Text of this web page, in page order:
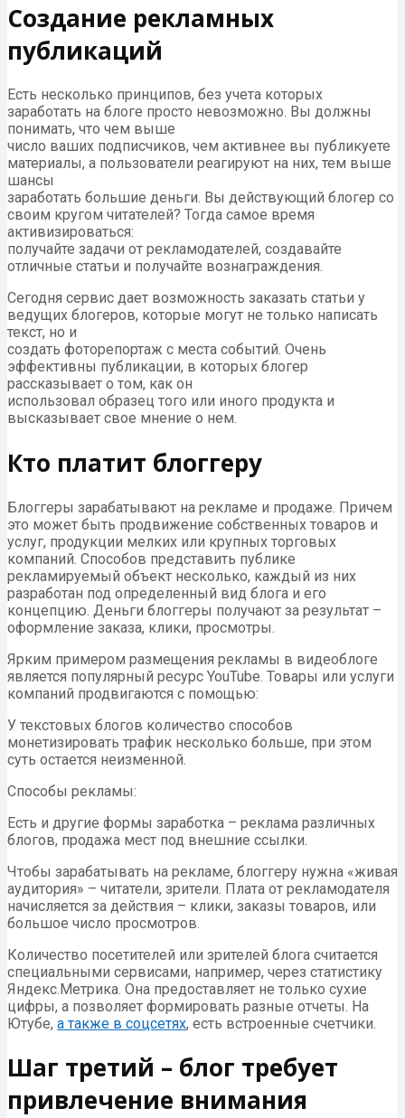
Создание рекламных
публикаций
Есть несколько принципов, без учета которых
заработать на блоге просто невозможно. Вы должны
понимать, что чем выше
число ваших подписчиков, чем активнее вы публикуете
материалы, а пользователи реагируют на них, тем выше
шансы
заработать большие деньги. Вы действующий блогер со
своим кругом читателей? Тогда самое время
активизироваться:
получайте задачи от рекламодателей, создавайте
отличные статьи и получайте вознаграждения.
Сегодня сервис дает возможность заказать статьи у
ведущих блогеров, которые могут не только написать
текст, но и
создать фоторепортаж с места событий. Очень
эффективны публикации, в которых блогер
рассказывает о том, как он
использовал образец того или иного продукта и
высказывает свое мнение о нем.
Кто платит блоггеру
Блоггеры зарабатывают на рекламе и продаже. Причем
это может быть продвижение собственных товаров и
услуг, продукции мелких или крупных торговых
компаний. Способов представить публике
рекламируемый объект несколько, каждый из них
разработан под определенный вид блога и его
концепцию. Деньги блоггеры получают за результат –
оформление заказа, клики, просмотры.
Ярким примером размещения рекламы в видеоблоге
является популярный ресурс YouTube. Товары или услуги
компаний продвигаются с помощью:
У текстовых блогов количество способов
монетизировать трафик несколько больше, при этом
суть остается неизменной.
Способы рекламы:
Есть и другие формы заработка – реклама различных
блогов, продажа мест под внешние ссылки.
Чтобы зарабатывать на рекламе, блоггеру нужна «живая
аудитория» – читатели, зрители. Плата от рекламодателя
начисляется за действия – клики, заказы товаров, или
большое число просмотров.
Количество посетителей или зрителей блога считается
специальными сервисами, например, через статистику
Яндекс.Метрика. Она предоставляет не только сухие
цифры, а позволяет формировать разные отчеты. На
Ютубе, а также в соцсетях, есть встроенные счетчики.
Шаг третий – блог требует
привлечение внимания